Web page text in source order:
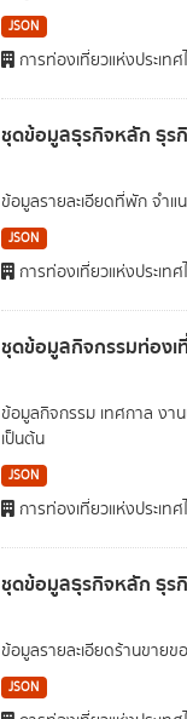
JSON
การท่องเที่ยวแห่งประเทศ
ชุดข้อมูลธุรกิจหลัก ธุร
ข้อมูลรายละเอียดที่พัก จำแ
JSON
การท่องเที่ยวแห่งประเทศ
ชุดข้อมูลกิจกรรมท่องเ
ข้อมูลกิจกรรม เทศกาล งา
เป็นต้น
JSON
การท่องเที่ยวแห่งประเทศ
ชุดข้อมูลธุรกิจหลัก ธุร
ข้อมูลรายละเอียดร้านขายข
JSON